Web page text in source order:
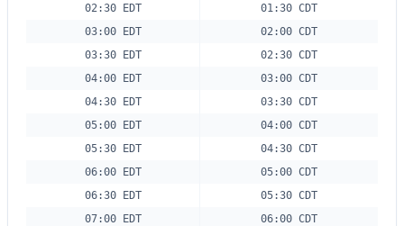
02:30 EDT
01:30 CDT
03:00 EDT
02:00 CDT
03:30 EDT
02:30 CDT
04:00 EDT
03:00 CDT
04:30 EDT
03:30 CDT
05:00 EDT
04:00 CDT
05:30 EDT
04:30 CDT
06:00 EDT
05:00 CDT
06:30 EDT
05:30 CDT
07:00 EDT
06:00 CDT